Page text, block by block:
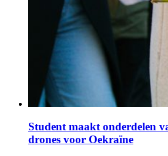
Student maakt onderdelen
drones voor Oekraïne